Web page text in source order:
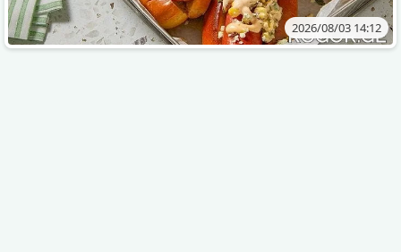
2026/08/03 14:12